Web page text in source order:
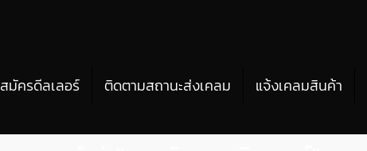
สมัครดีลเลอร์ ติดตามสถานะส่งเคลม แจ้งเคลมสินค้า